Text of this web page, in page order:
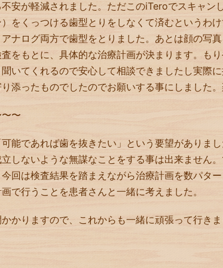
安が軽減されました。ただこのiTeroでスキャン
をくっつける歯型とりをしなくて済むというわ
ナログ両方で歯型をとりました。あとは顔の写
をもとに、具体的な治療計画が決まります。も
いてくれるので安心して相談できましたし実際
添ったものでしたのでお願いする事にしました。
〜
能であれば歯を抜きたい」という要望がありま
しないような無謀なことをする事は出来ません
回は検査結果を踏まえながら治療計画を数パタ
で行うことを患者さんと一緒に考えました。
かりますので、これからも一緒に頑張って行き